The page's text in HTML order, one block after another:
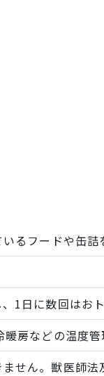
るフードや缶詰
1日に数回はお
房などの温度
せん。獣医師